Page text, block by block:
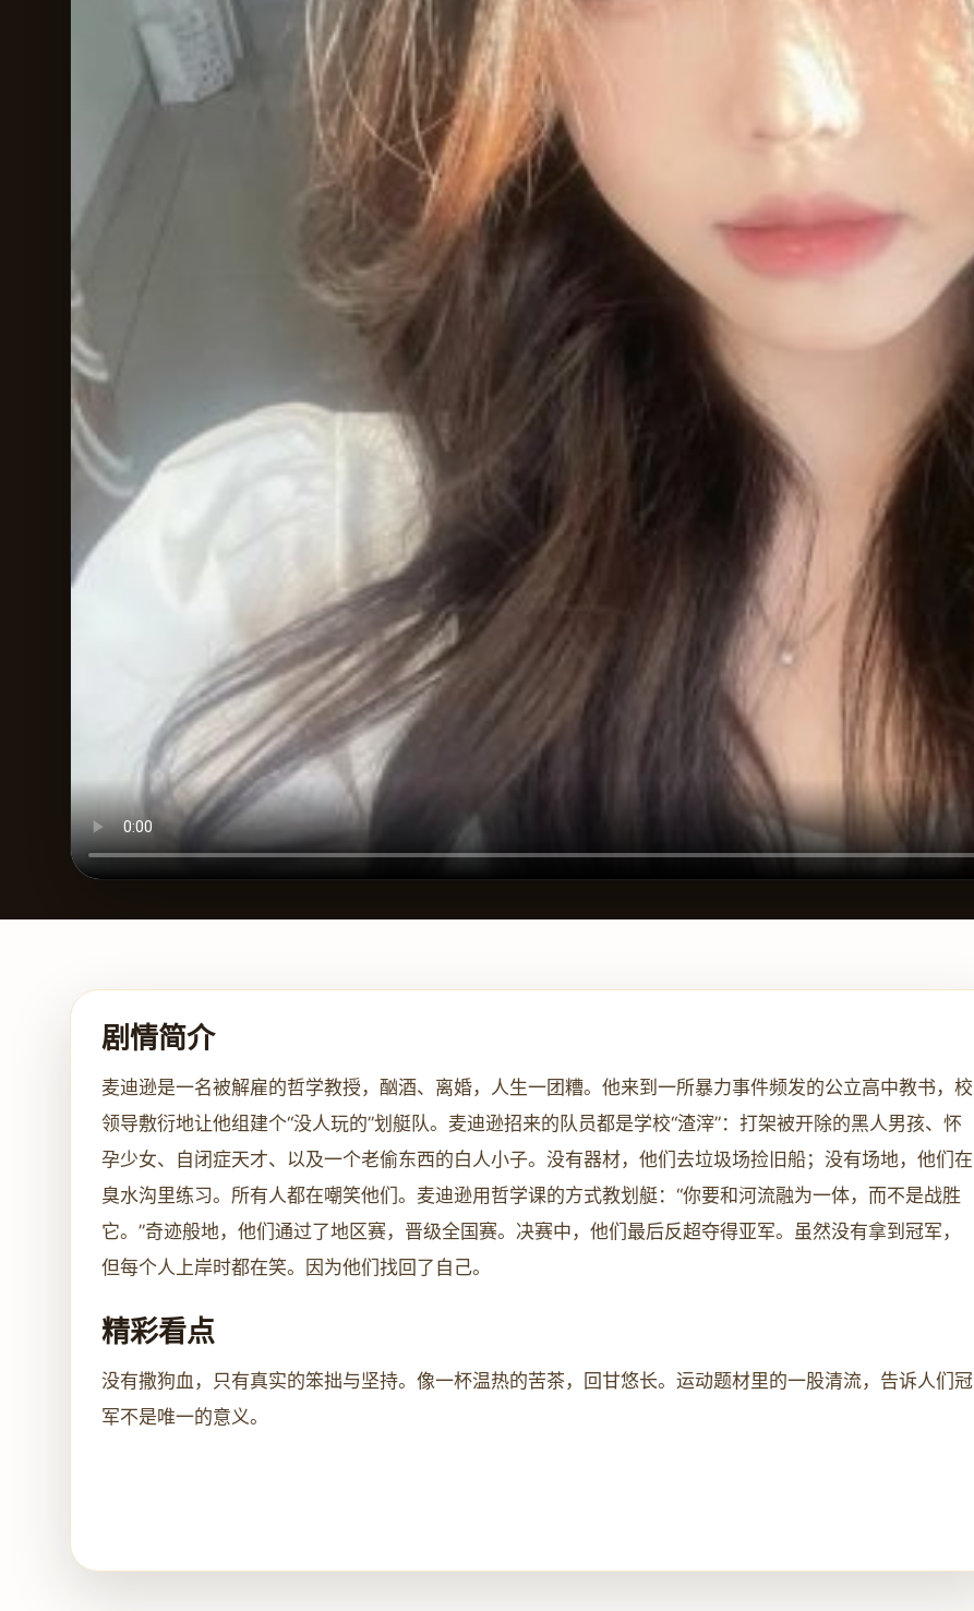
剧情简介
麦迪逊是一名被解雇的哲学教授，酗酒、离婚，人生一团糟。他来到一所暴力事件频发的公立高中教书，校
领导敷衍地让他组建个“没人玩的”划艇队。麦迪逊招来的队员都是学校“渣滓”：打架被开除的黑人男孩、怀
孕少女、自闭症天才、以及一个老偷东西的白人小子。没有器材，他们去垃圾场捡旧船；没有场地，他们在
臭水沟里练习。所有人都在嘲笑他们。麦迪逊用哲学课的方式教划艇：“你要和河流融为一体，而不是战胜
它。”奇迹般地，他们通过了地区赛，晋级全国赛。决赛中，他们最后反超夺得亚军。虽然没有拿到冠军，
但每个人上岸时都在笑。因为他们找回了自己。
精彩看点
没有撒狗血，只有真实的笨拙与坚持。像一杯温热的苦茶，回甘悠长。运动题材里的一股清流，告诉人们冠
军不是唯一的意义。